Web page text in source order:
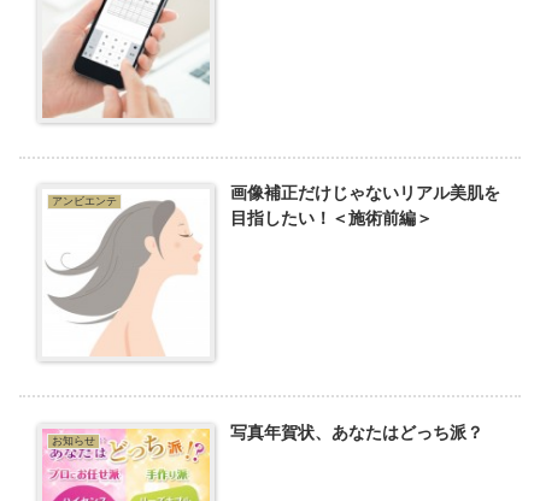
アンビエンテ
画像補正だけじゃないリアル美肌を
目指したい！＜施術前編＞
お知らせ 写真年賀状、あなたはどっち派？